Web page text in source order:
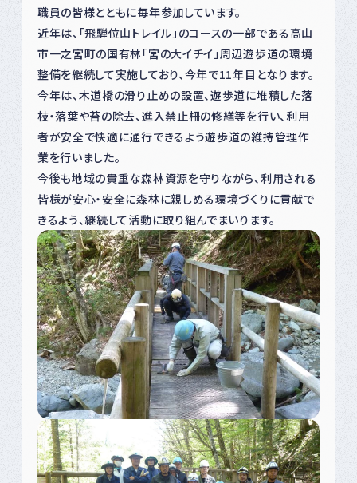
職員の皆様とともに毎年参加しています。
近年は、「飛騨位山トレイル」のコースの一部である高山
市一之宮町の国有林「宮の大イチイ」周辺遊歩道の環境
整備を継続して実施しており、今年で11年目となります。
今年は、木道橋の滑り止めの設置、遊歩道に堆積した落
枝・落葉や苔の除去、進入禁止柵の修繕等を行い、利用
者が安全で快適に通行できるよう遊歩道の維持管理作
業を行いました。
今後も地域の貴重な森林資源を守りながら、利用される
皆様が安心・安全に森林に親しめる環境づくりに貢献で
きるよう、継続して活動に取り組んでまいります。